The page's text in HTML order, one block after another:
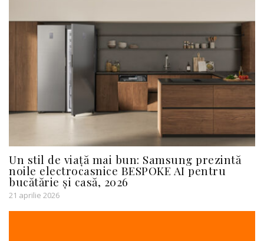
Un stil de viață mai bun: Samsung prezintă
noile electrocasnice BESPOKE AI pentru
bucătărie și casă, 2026
21 aprilie 2026